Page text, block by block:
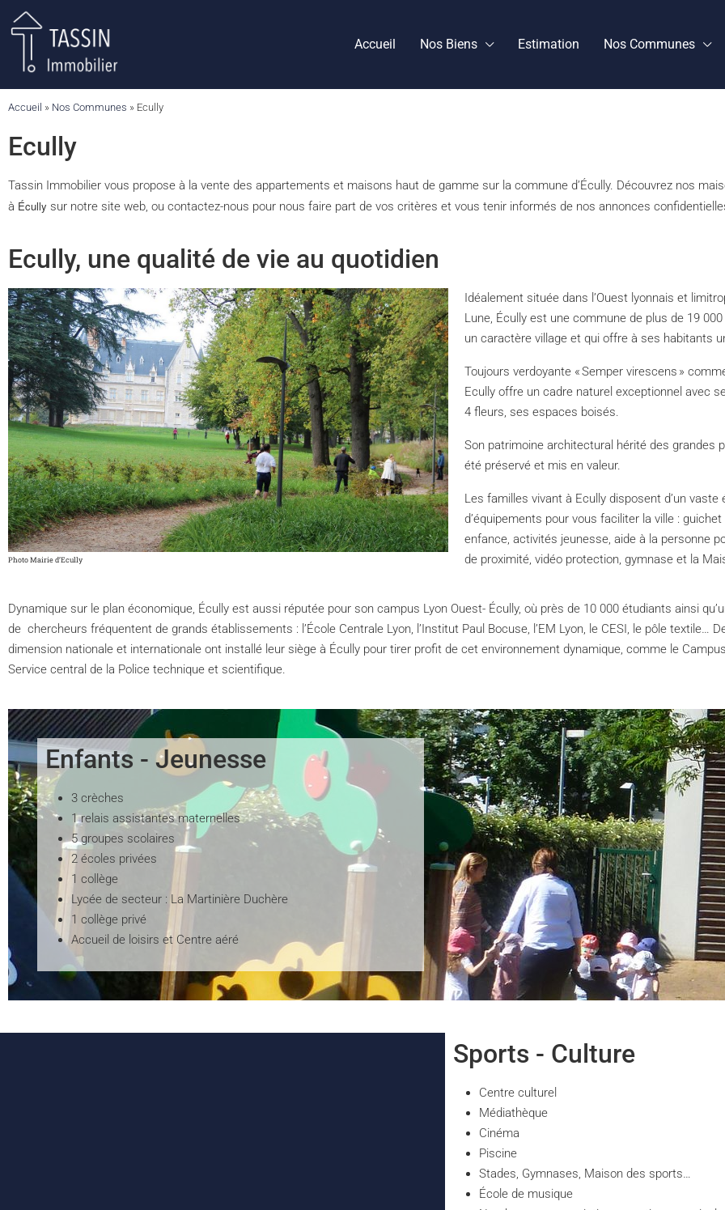
Accueil Nos Biens Estimation Nos Communes
Accueil » Nos Communes » Ecully
Ecully
Tassin Immobilier vous propose à la vente des appartements et maisons haut de gamme sur la commune d’Écully. Découvrez nos
à Écully sur notre site web, ou contactez-nous pour nous faire part de vos critères et vous tenir informés de nos annonces
Ecully, une qualité de vie au quotidien
Photo Mairie d’Ecully
Idéalement située dans l’Ouest lyonnais et
Lune, Écully est une commune de plus de 19
un caractère village et qui offre à ses habitants
Toujours verdoyante « Semper virescens »
Ecully offre un cadre naturel exceptionnel avec
4 fleurs, ses espaces boisés.
Son patrimoine architectural hérité des grandes
été préservé et mis en valeur.
Les familles vivant à Ecully disposent d’un
d’équipements pour vous faciliter la ville :
enfance, activités jeunesse, aide à la personne
de proximité, vidéo protection, gymnase et la
Dynamique sur le plan économique, Écully est aussi réputée pour son campus Lyon Ouest- Écully, où près de 10 000 étudiants ainsi
de chercheurs fréquentent de grands établissements : l’École Centrale Lyon, l’Institut Paul Bocuse, l’EM Lyon, le CESI, le pôle textile…
dimension nationale et internationale ont installé leur siège à Écully pour tirer profit de cet environnement dynamique, comme le
Service central de la Police technique et scientifique.
Enfants - Jeunesse
3 crèches
1 relais assistantes maternelles
5 groupes scolaires
2 écoles privées
1 collège
Lycée de secteur : La Martinière Duchère
1 collège privé
Accueil de loisirs et Centre aéré
Sports - Culture
Centre culturel
Médiathèque
Cinéma
Piscine
Stades, Gymnases, Maison des sports…
École de musique